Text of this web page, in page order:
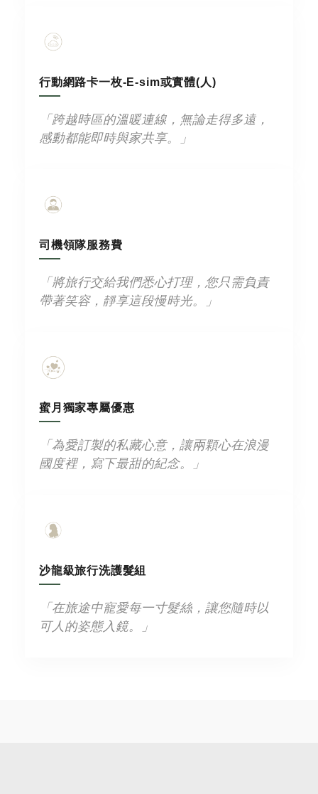
行動網路卡一枚-E-sim或實體(人)
「跨越時區的溫暖連線，無論走得多遠，
感動都能即時與家共享。」
司機領隊服務費
「將旅行交給我們悉心打理，您只需負責
帶著笑容，靜享這段慢時光。」
蜜月獨家專屬優惠
「為愛訂製的私藏心意，讓兩顆心在浪漫
國度裡，寫下最甜的紀念。」
沙龍級旅行洗護髮組
「在旅途中寵愛每一寸髮絲，讓您隨時以
可人的姿態入鏡。」